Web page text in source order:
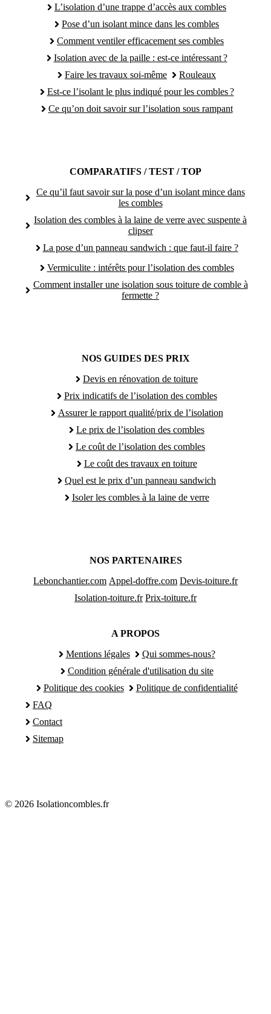
L’isolation d’une trappe d’accès aux combles
Pose d’un isolant mince dans les combles
Comment ventiler efficacement ses combles
Isolation avec de la paille : est-ce intéressant ?
Faire les travaux soi-même
Rouleaux
Est-ce l’isolant le plus indiqué pour les combles ?
Ce qu’on doit savoir sur l’isolation sous rampant
COMPARATIFS / TEST / TOP
Ce qu’il faut savoir sur la pose d’un isolant mince dans
les combles
Isolation des combles à la laine de verre avec suspente à
clipser
La pose d’un panneau sandwich : que faut-il faire ?
Vermiculite : intérêts pour l’isolation des combles
Comment installer une isolation sous toiture de comble à
fermette ?
NOS GUIDES DES PRIX
Devis en rénovation de toiture
Prix indicatifs de l’isolation des combles
Assurer le rapport qualité/prix de l’isolation
Le prix de l’isolation des combles
Le coût de l’isolation des combles
Le coût des travaux en toiture
Quel est le prix d’un panneau sandwich
Isoler les combles à la laine de verre
NOS PARTENAIRES
Lebonchantier.com Appel-doffre.com Devis-toiture.fr
Isolation-toiture.fr Prix-toiture.fr
A PROPOS
Mentions légales
Qui sommes-nous?
Condition générale d'utilisation du site
Politique des cookies
Politique de confidentialité
FAQ
Contact
Sitemap
© 2026 Isolationcombles.fr